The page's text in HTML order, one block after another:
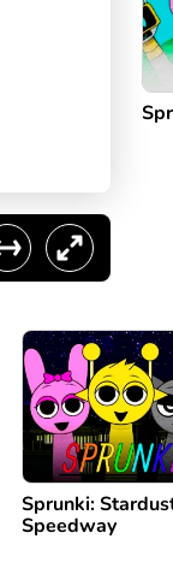
Sprunki:
Speedway